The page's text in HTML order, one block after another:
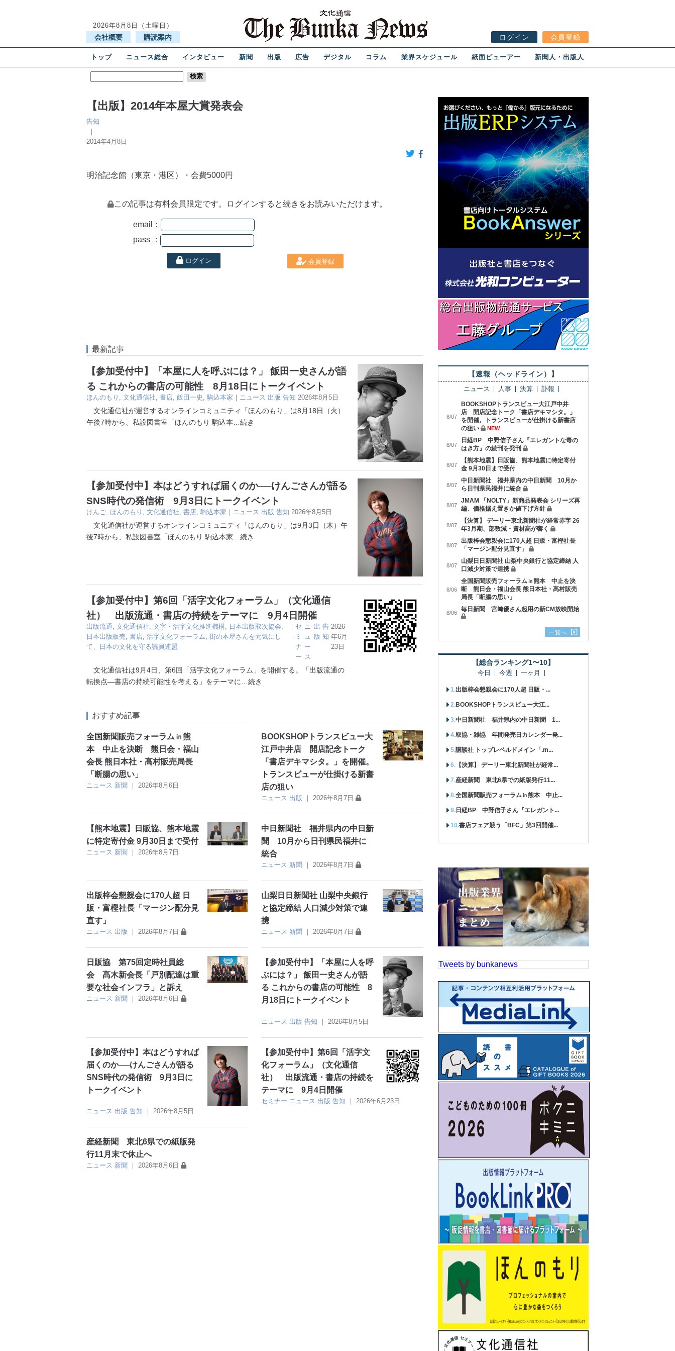
2026年8月8日（土曜日）
会社概要 購読案内 ログイン 会員登録
トップ ニュース総合 インタビュー 新聞 出版 広告 デジタル コラム 業界スケジュール 紙面ビューアー 新聞人・出版人
【出版】2014年本屋大賞発表会
告知
｜
2014年4月8日
明治記念館（東京・港区）・会費5000円
この記事は有料会員限定です。ログインすると続きをお読みいただけます。
email：
pass ：
ログイン 会員登録
最新記事
【参加受付中】「本屋に人を呼ぶには？」 飯田一史さんが語
る これからの書店の可能性 8月18日にトークイベント
ほんのもり 文化通信社 書店 飯田一史 駒込本家 ｜ ニュース 出版 告知 2026年8月5日
文化通信社が運営するオンラインコミュニティ「ほんのもり」は8月18日（火）
午後7時から、私設図書室「ほんのもり 駒込本 …続き
【参加受付中】本はどうすれば届くのか──けんごさんが語る
SNS時代の発信術 9月3日にトークイベント
けんご, ほんのもり , 文化通信社, 書店, 駒込本家 ｜ ニュース 出版 告知 2026年8月5日
文化通信社が運営するオンラインコミュニティ「ほんのもり」は9月3日（木）午
後7時から、私設図書室「ほんのもり 駒込本家…続き
【参加受付中】第6回「活字文化フォーラム」（文化通信
社） 出版流通・書店の持続をテーマに 9月4日開催
出版流通, 文化通信社, 文字・活字文化推進機構, 日本出版取次協会,
日本出版販売, 書店, 活字文化フォーラム, 街の本屋さんを元気にし
て、日本の文化を守る議員連盟
｜ セ
ミ
ナ
ー
ニ
ュ
ー
ス
出
版
告
知
2026
年6月
23日
文化通信社は9月4日、第6回「活字文化フォーラム」を開催する。「出版流通の
転換点―書店の持続可能性を考える」をテーマに…続き
おすすめ記事
全国新聞販売フォーラム㏌熊
本 中止を決断 熊日会・福山
会長 熊日本社・髙村販売局長
「断腸の思い」
ニュース 新聞 ｜ 2026年8月6日
BOOKSHOPトランスビュー大
江戸中井店 開店記念トーク
「書店デキマシタ。」を開催。
トランスビューが仕掛ける新書
店の狙い
ニュース 出版 ｜2026年8月7日
【熊本地震】日販協、熊本地震
に特定寄付金 9月30日まで受付
ニュース 新聞 ｜ 2026年8月7日
中日新聞社 福井県内の中日新
聞 10月から日刊県民福井に
統合
ニュース 新聞 ｜2026年8月7日
出版梓会懇親会に170人超 日
販・富樫社長「マージン配分見
直す」
ニュース 出版 ｜ 2026年8月7日
山梨日日新聞社 山梨中央銀行
と協定締結 人口減少対策で連
携
ニュース 新聞 ｜2026年8月7日
日販協 第75回定時社員総
会 髙木新会長「戸別配達は重
要な社会インフラ」と訴え
ニュース 新聞 ｜ 2026年8月6日
【参加受付中】「本屋に人を呼
ぶには？」 飯田一史さんが語
る これからの書店の可能性 8
月18日にトークイベント
ニュース 出版 告知 ｜ 2026年8月5日
【参加受付中】本はどうすれば
届くのか──けんごさんが語る
SNS時代の発信術 9月3日に
トークイベント
ニュース 出版 告知 ｜ 2026年8月5日
【参加受付中】第6回「活字文
化フォーラム」（文化通信
社） 出版流通・書店の持続を
テーマに 9月4日開催
セミナー ニュース 出版 告知 ｜ 2026年6月23日
産経新聞 東北6県での紙版発
行11月末で休止へ
ニュース 新聞 ｜ 2026年8月6日
【速報（ヘッドライン）】
ニュース 人事 決算 訃報
8/07
BOOKSHOPトランスビュー大江戸中井
店 開店記念トーク「書店デキマシタ。」
を開催。トランスビューが仕掛ける新書店
の狙い
NEW
8/07
日経BP 中野信子さん『エレガントな毒の
はき方』の続刊を発刊
8/07
【熊本地震】日販協、熊本地震に特定寄付
金 9月30日まで受付
8/07
中日新聞社 福井県内の中日新聞 10月か
ら日刊県民福井に統合
8/07
JMAM 「NOLTY」新商品発表会 シリーズ再
編、価格据え置きか値下げ方針
8/07
【決算】 デーリー東北新聞社が経常赤字 26
年3月期、部数減・資材高が響く
8/07
出版梓会懇親会に170人超 日販・富樫社長
「マージン配分見直す」
8/07
山梨日日新聞社 山梨中央銀行と協定締結 人
口減少対策で連携
8/06
全国新聞販売フォーラム㏌熊本 中止を決
断 熊日会・福山会長 熊日本社・髙村販売
局長「断腸の思い」
8/06 毎日新聞 宮﨑優さん起用の新CM放映開始
一覧へ
【総合ランキング1〜10】
今日 今週 一ヶ月
出版梓会懇親会に170人超 日販・...
BOOKSHOPトランスビュー大江...
中日新聞社 福井県内の中日新聞 1...
取協・雑協 年間発売日カレンダー発...
講談社 トップレベルドメイン「.m...
【決算】 デーリー東北新聞社が経常...
産経新聞 東北6県での紙版発行11...
全国新聞販売フォーラム㏌熊本 中止...
日経BP 中野信子さん『エレガント...
書店フェア競う「BFC」第3回開催...
Tweets by bunkanews